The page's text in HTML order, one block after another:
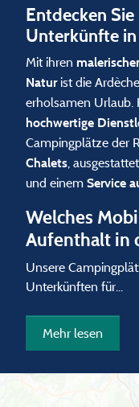
Entdecken
Unterkünfte
Mit ihren
Naturist die
erholsamen Urlaub.
hochwertige
Campingplätze der
Chalets,
und einem Service
Welches
Aufenthalt in
Unsere
Unterkünften für...
Mehr lesen